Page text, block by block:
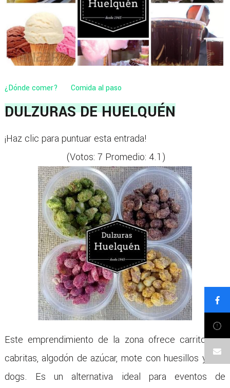
¿Dónde comer? Comida al paso
DULZURAS DE HUELQUÉN
¡Haz clic para puntuar esta entrada!
(Votos: 7 Promedio: 4.1)
Este emprendimiento de la zona ofrece carritos de
cabritas, algodón de azúcar, mote con huesillos y hot-
dogs. Es un alternativa ideal para eventos de